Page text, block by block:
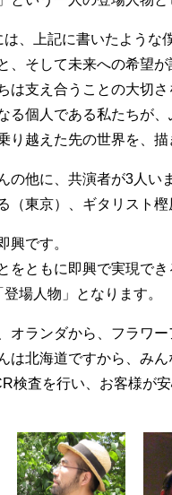
、上記に書いたような
、そして未来への希望が
は支え合うことの大切
る個人である私たちが
り越えた先の世界を、描
の他に、共演者が3人い
（東京）、ギタリスト
興です。
をともに即興で実現でき
場人物」となります。
オランダから、フラワ
は北海道ですから、み
検査を行い、お客様が